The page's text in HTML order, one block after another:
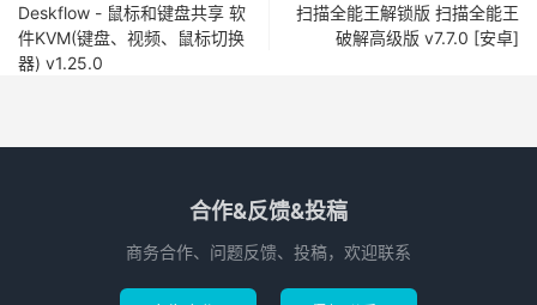
Deskflow - 鼠标和键盘共享 软
件KVM(键盘、视频、鼠标切换
器) v1.25.0
扫描全能王解锁版 扫描全能王
破解高级版 v7.7.0 [安卓]
合作&反馈&投稿
商务合作、问题反馈、投稿，欢迎联系